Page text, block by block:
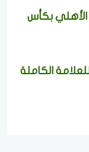
الأهلي بكأس
الكاملة